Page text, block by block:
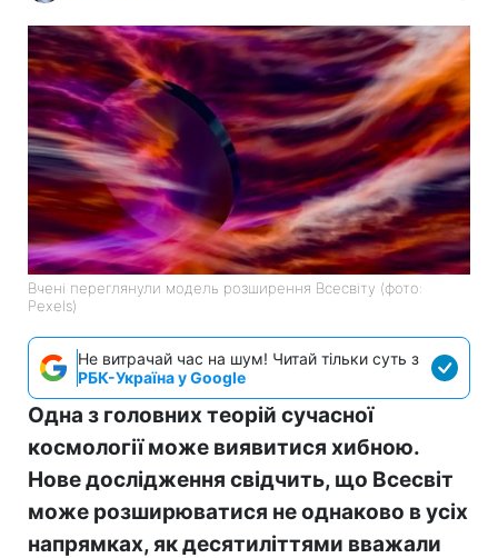
Вчені переглянули модель розширення Всесвіту (фото:
Pexels)
Не витрачай час на шум! Читай тільки суть з
РБК-Україна у Google
Одна з головних теорій сучасної
космології може виявитися хибною.
Нове дослідження свідчить, що Всесвіт
може розширюватися не однаково в усіх
напрямках, як десятиліттями вважали